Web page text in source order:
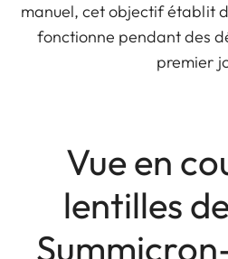
manuel, cet objectif établit
fonctionne pendant des
premier
Vue en
lentilles